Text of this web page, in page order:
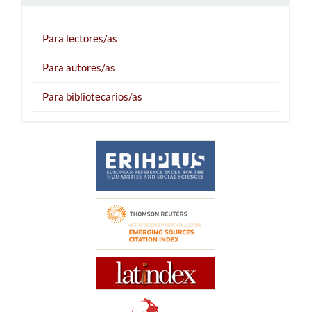
Para lectores/as
Para autores/as
Para bibliotecarios/as